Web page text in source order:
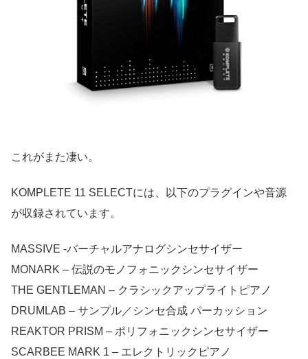
これがまた凄い。
KOMPLETE 11 SELECTには、以下のプラグインや音源
が収録されています。
MASSIVE -バーチャルアナログシンセサイザー
MONARK – 伝説のモノフォニックシンセサイザー
THE GENTLEMAN – クラシックアップライトピアノ
DRUMLAB – サンプル／シンセ合成 パーカッション
REAKTOR PRISM – ポリフォニックシンセサイザー
SCARBEE MARK 1 – エレクトリックピアノ